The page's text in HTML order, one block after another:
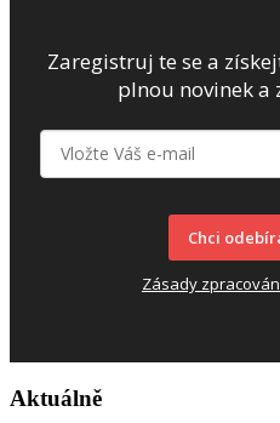
Zaregistruj te se a
plnou novinek a
Chci
Zásady
Aktuálně